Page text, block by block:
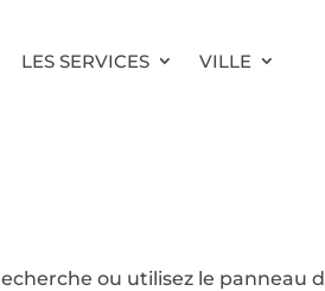
LES SERVICES VILLE
ou utilisez le panneau